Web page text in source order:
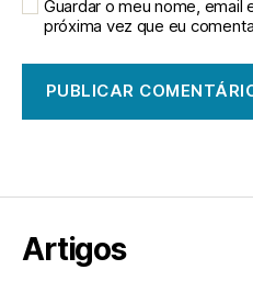
Guardar o meu nome, email
próxima vez que eu
Artigos